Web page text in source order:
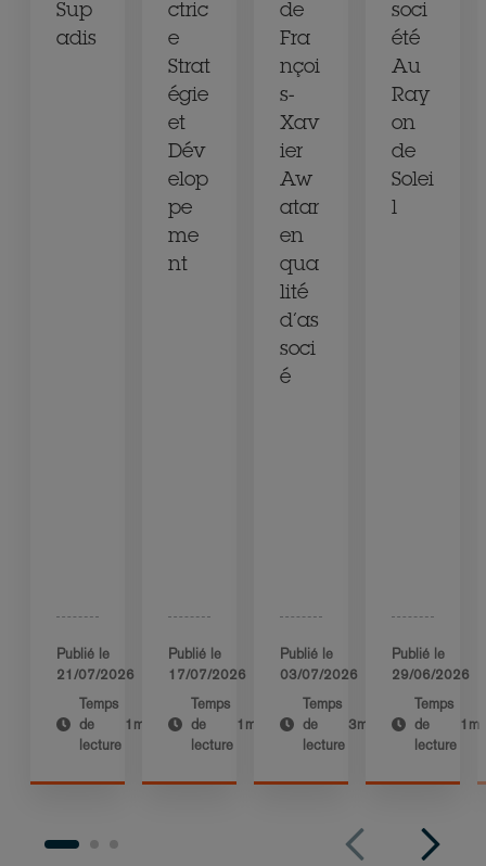
Sup
adis
Publié le
21/07/2026
Temps
de
lecture
1m
ctric
e
Strat
égie
et
Dév
elop
pe
me
nt
Publié le
17/07/2026
Temps
de
lecture
1m
de
Fra
nçoi
s-
Xav
ier
Aw
atar
en
qua
lité
d’as
soci
é
Publié le
03/07/2026
Temps
de
lecture
3m
soci
été
Au
Ray
on
de
Solei
l
Publié le
29/06/2026
Temps
de
lecture
1m